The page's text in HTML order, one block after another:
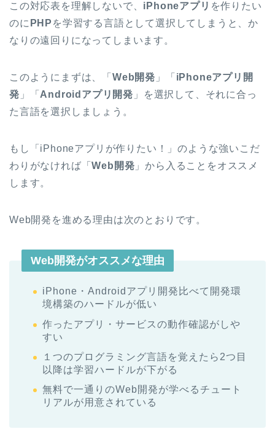
この対応表を理解しないで、 iPhoneアプリ を作りたい
のに PHP を学習する言語として選択してしまうと、か
なりの遠回りになってしまいます。
このようにまずは、「 Web開発 」「 iPhoneアプリ開
発 」「Androidアプリ開発 」を選択して、それに合っ
た言語を選択しましょう。
もし「iPhoneアプリが作りたい！」のような強いこだ
わりがなければ「Web開発 」から入ることをオススメ
します。
Web開発を進める理由は次のとおりです。
Web開発がオススメな理由
iPhone・Androidアプリ開発比べて開発環
境構築のハードルが低い
作ったアプリ・サービスの動作確認がしや
すい
１つのプログラミング言語を覚えたら2つ目
以降は学習ハードルが下がる
無料で一通りのWeb開発が学べるチュート
リアルが用意されている